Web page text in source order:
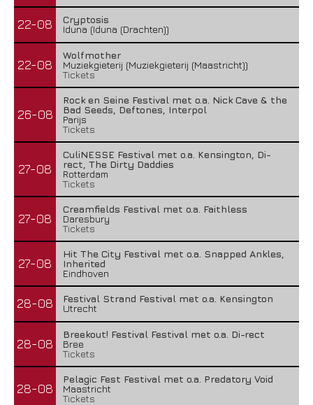
22-08
Cryptosis
Iduna (Iduna (Drachten))
22-08
Wolfmother
Muziekgieterij (Muziekgieterij (Maastricht))
Tickets
26-08
Rock en Seine Festival met o.a. Nick Cave & the
Bad Seeds, Deftones, Interpol
Parijs
Tickets
27-08
CuliNESSE Festival met o.a. Kensington, Di-
rect, The Dirty Daddies
Rotterdam
Tickets
27-08
Creamfields Festival met o.a. Faithless
Daresbury
Tickets
27-08
Hit The City Festival met o.a. Snapped Ankles,
Inherited
Eindhoven
28-08
Festival Strand Festival met o.a. Kensington
Utrecht
28-08
Breekout! Festival Festival met o.a. Di-rect
Bree
Tickets
28-08
Pelagic Fest Festival met o.a. Predatory Void
Maastricht
Tickets